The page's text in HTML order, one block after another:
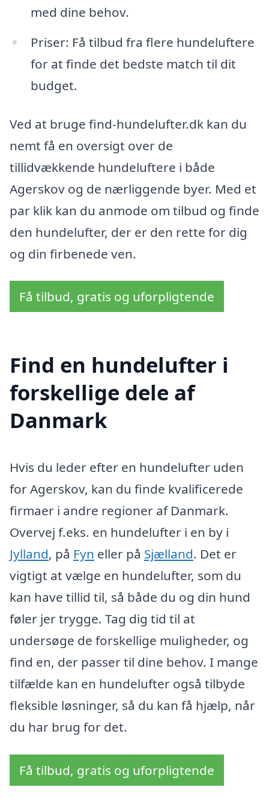
med dine behov.
Priser: Få tilbud fra flere hundeluftere
for at finde det bedste match til dit
budget.
Ved at bruge find-hundelufter.dk kan du
nemt få en oversigt over de
tillidvækkende hundeluftere i både
Agerskov og de nærliggende byer. Med et
par klik kan du anmode om tilbud og finde
den hundelufter, der er den rette for dig
og din firbenede ven.
Få tilbud, gratis og uforpligtende
Find en hundelufter i
forskellige dele af
Danmark
Hvis du leder efter en hundelufter uden
for Agerskov, kan du finde kvalificerede
firmaer i andre regioner af Danmark.
Overvej f.eks. en hundelufter i en by i
Jylland, på Fyn eller på Sjælland. Det er
vigtigt at vælge en hundelufter, som du
kan have tillid til, så både du og din hund
føler jer trygge. Tag dig tid til at
undersøge de forskellige muligheder, og
find en, der passer til dine behov. I mange
tilfælde kan en hundelufter også tilbyde
fleksible løsninger, så du kan få hjælp, når
du har brug for det.
Få tilbud, gratis og uforpligtende